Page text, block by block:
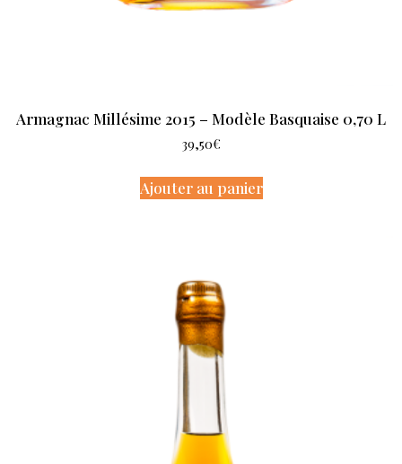
Armagnac Millésime 2015 – Modèle Basquaise 0,70 L
39,50€
Ajouter au panier